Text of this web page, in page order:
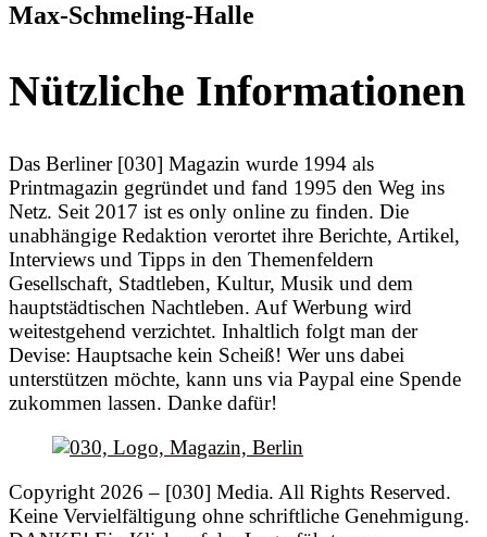
Max-Schmeling-Halle
Nützliche Informationen
Das Berliner [030] Magazin wurde 1994 als
Printmagazin gegründet und fand 1995 den Weg ins
Netz. Seit 2017 ist es only online zu finden. Die
unabhängige Redaktion verortet ihre Berichte, Artikel,
Interviews und Tipps in den Themenfeldern
Gesellschaft, Stadtleben, Kultur, Musik und dem
hauptstädtischen Nachtleben. Auf Werbung wird
weitestgehend verzichtet. Inhaltlich folgt man der
Devise: Hauptsache kein Scheiß! Wer uns dabei
unterstützen möchte, kann uns via Paypal eine Spende
zukommen lassen. Danke dafür!
Copyright 2026 – [030] Media. All Rights Reserved.
Keine Vervielfältigung ohne schriftliche Genehmigung.